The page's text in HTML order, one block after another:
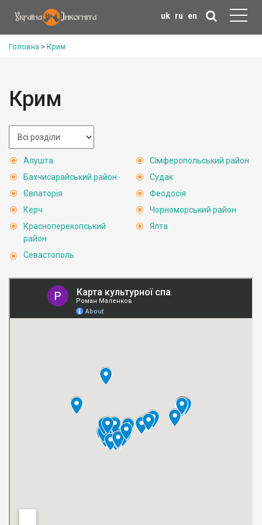
uk ru en
Головна > Крим
Крим
Алушта
Бахчисарайський район
Євпаторія
Керч
Красноперекопський
район
Севастополь
Сімферопольський район
Судак
Феодосія
Чорноморський район
Ялта